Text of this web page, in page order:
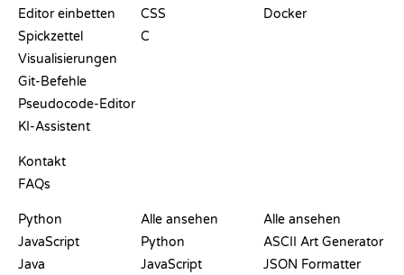
Editor einbetten
Spickzettel
Visualisierungen
Git-Befehle
Pseudocode-Editor
KI-Assistent
Kontakt
FAQs
CSS
C
Docker
Python
JavaScript
Java
Alle ansehen
Python
JavaScript
Alle ansehen
ASCII Art Generator
JSON Formatter